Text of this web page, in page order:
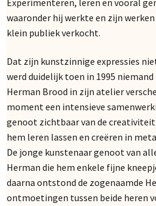
waaronder hij werkte en zijn
klein publiek verkocht.
Dat zijn kunstzinnige expressies
werd duidelijk toen in 1995
Herman Brood in zijn atelier
moment een intensieve
genoot zichtbaar van de creativiteit
hem leren lassen en creëren in
De jonge kunstenaar genoot van
Herman die hem enkele fijne
daarna ontstond de zogenaamde
ontmoetingen tussen beide heren